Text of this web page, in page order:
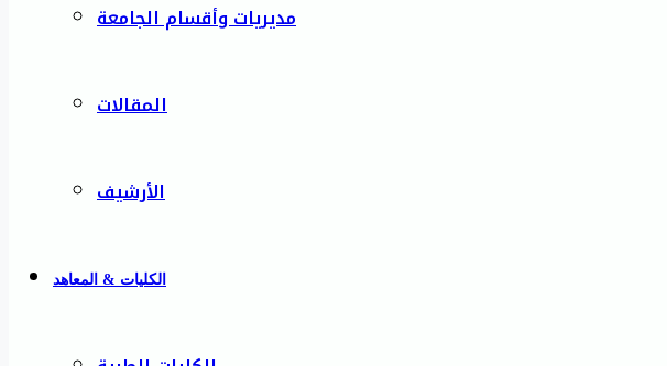
مديريات وأقسام الجامعة
المقالات
الأرشيف
الكليات & المعاهد